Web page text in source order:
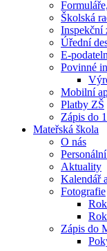
Školská
Inspekční
Úřední
E-
Povinné
Mobilní
Platby ZŠ
Zápis do
Mateřská škola
O nás
Aktuality
Kalendář
Fotografie
Zápis do